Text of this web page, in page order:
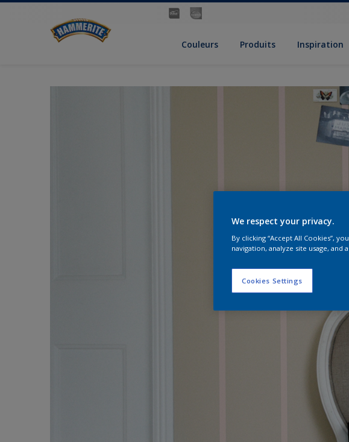
Couleurs Produits Inspiration
We respect your privacy.
By clicking “Accept All Cookies”,
navigation, analyze site usage, and
Cookies Settings